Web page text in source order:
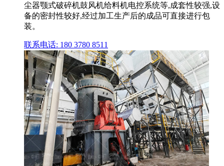
尘器颚式破碎机鼓风机给料机电控系统等,成套性较强,设
备的密封性较好,经过加工生产后的成品可直接进行包
装。
联系电话: 180 3780 8511